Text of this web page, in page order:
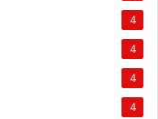
4
4
4
4